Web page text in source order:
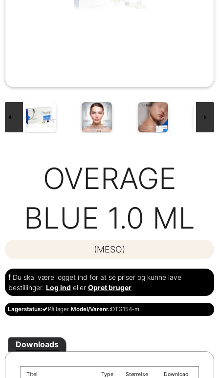
OVERAGE
BLUE 1.0 ML
(MESO)
Du skal være logget ind for at se priser og kunne lave
bestillinger. Log ind eller Opret bruger
Lagerstatus: På lager Model/Varenr.:DTG154-m
Downloads
Titel Type Størrelse Download